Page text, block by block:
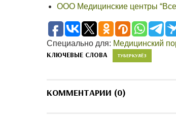
ООО Медицинские центры
Специально для: Медицинский
КЛЮЧЕВЫЕ СЛОВА ТУБЕРКУЛЁЗ
КОММЕНТАРИИ (0)